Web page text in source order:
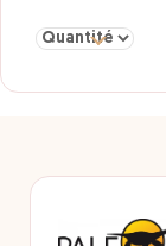
Sélectionner la